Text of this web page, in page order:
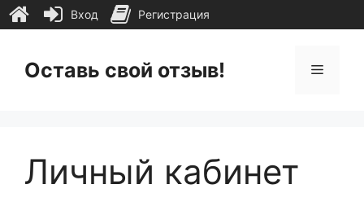
содержимому
Оставь свой отзыв! Меню
Личный кабинет
Вход Регистрация